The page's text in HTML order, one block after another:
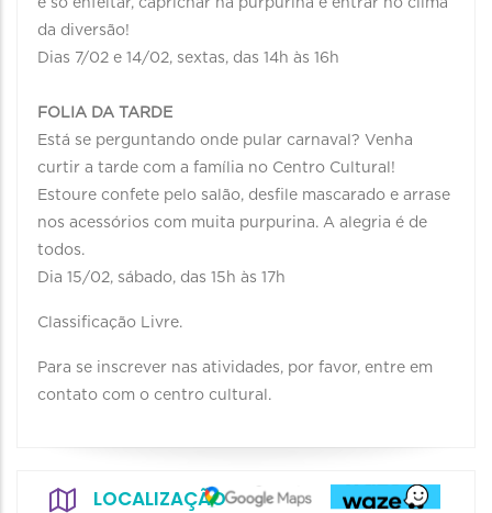
é só enfeitar, caprichar na purpurina e entrar no clima
da diversão!
Dias 7/02 e 14/02, sextas, das 14h às 16h
FOLIA DA TARDE
Está se perguntando onde pular carnaval? Venha
curtir a tarde com a família no Centro Cultural!
Estoure confete pelo salão, desfile mascarado e arrase
nos acessórios com muita purpurina. A alegria é de
todos.
Dia 15/02, sábado, das 15h às 17h
Classificação Livre.
Para se inscrever nas atividades, por favor, entre em
contato com o centro cultural.
LOCALIZAÇÃO